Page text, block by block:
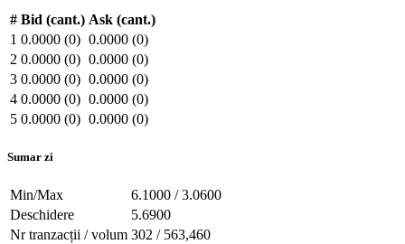
# Bid (cant.) Ask (cant.)
1 0.0000 (0) 0.0000 (0)
2 0.0000 (0) 0.0000 (0)
3 0.0000 (0) 0.0000 (0)
4 0.0000 (0) 0.0000 (0)
5 0.0000 (0) 0.0000 (0)
Sumar zi
Min/Max
6.1000 / 3.0600
Deschidere
5.6900
Nr tranzacții / volum 302 / 563,460